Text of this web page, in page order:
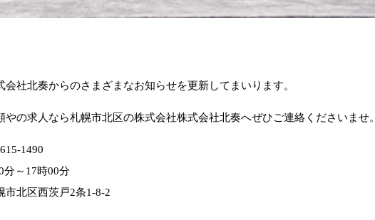
会社北奏からのさまざまなお知らせを更新してまいります。
やの求人なら札幌市北区の株式会社株式会社北奏へぜひご連絡くださいませ。
1490
分～17時00分
市北区西茨戸2条1-8-2